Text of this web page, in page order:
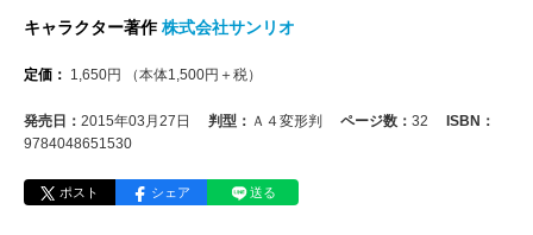
キャラクター著作株式会社サンリオ
定価： 1,650円 （本体1,500円＋税）
発売日： 2015年03月27日 判型： Ａ４変形判 ページ数： 32
ISBN：
9784048651530
ポスト シェア 送る